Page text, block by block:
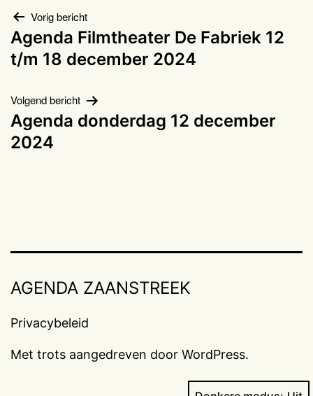
Bericht
navigatie
Vorig bericht
Agenda Filmtheater De Fabriek 12
t/m 18 december 2024
Volgend bericht
Agenda donderdag 12 december
2024
AGENDA ZAANSTREEK
Privacybeleid
Met trots aangedreven door WordPress.